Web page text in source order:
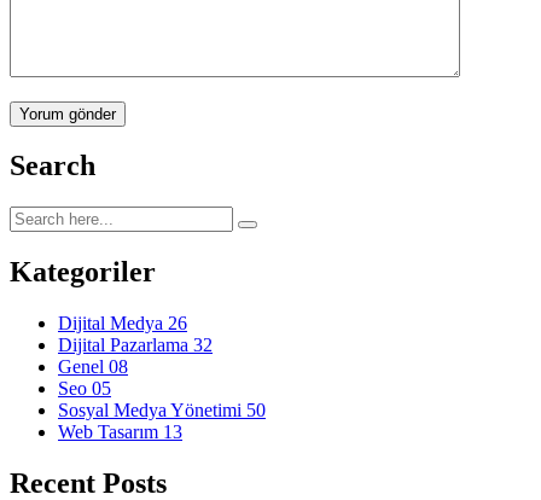
Yorum gönder
Search
Kategoriler
Dijital Medya 26
Dijital Pazarlama 32
Genel 08
Seo 05
Sosyal Medya Yönetimi 50
Web Tasarım 13
Recent Posts